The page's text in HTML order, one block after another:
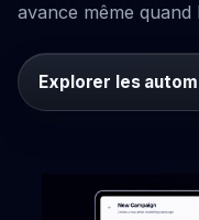
avance même quand
Explorer les